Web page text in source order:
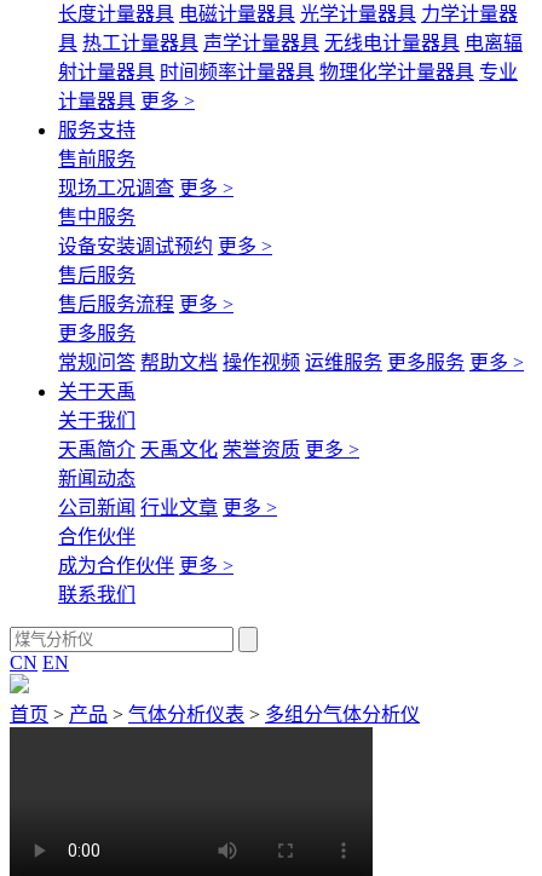
长度计量器具 电磁计量器具 光学计量器具 力学计量器
具 热工计量器具 声学计量器具 无线电计量器具 电离辐
射计量器具 时间频率计量器具 物理化学计量器具 专业
计量器具 更多 >
服务支持
售前服务
现场工况调查 更多 >
售中服务
设备安装调试预约 更多 >
售后服务
售后服务流程 更多 >
更多服务
常规问答 帮助文档 操作视频 运维服务 更多服务 更多 >
关于天禹
关于我们
天禹简介 天禹文化 荣誉资质 更多 >
新闻动态
公司新闻 行业文章 更多 >
合作伙伴
成为合作伙伴 更多 >
联系我们
CN EN
首页 > 产品 > 气体分析仪表 > 多组分气体分析仪